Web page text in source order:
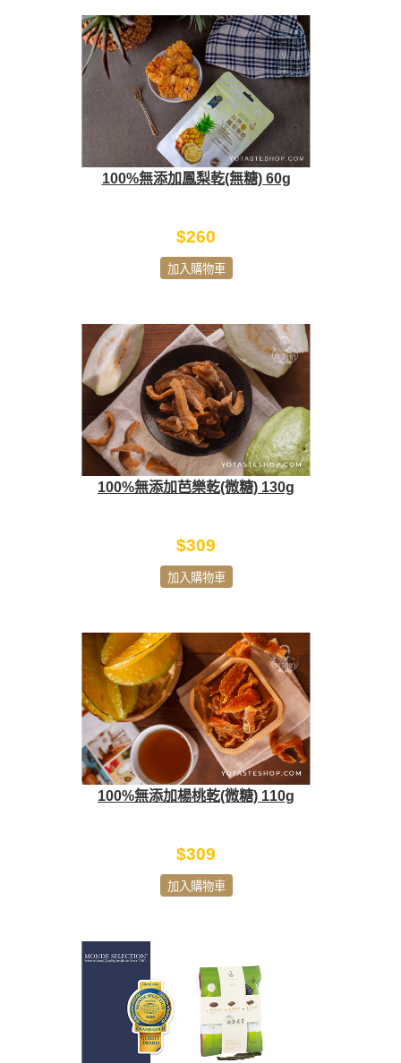
100%無添加鳳梨乾(無糖) 60g
$260
加入購物車
100%無添加芭樂乾(微糖) 130g
$309
加入購物車
100%無添加楊桃乾(微糖) 110g
$309
加入購物車